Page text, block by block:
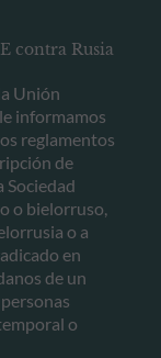
contra Rusia
Unión
informamos
reglamentos
de
Sociedad
o bielorruso,
o a
en
de un
o